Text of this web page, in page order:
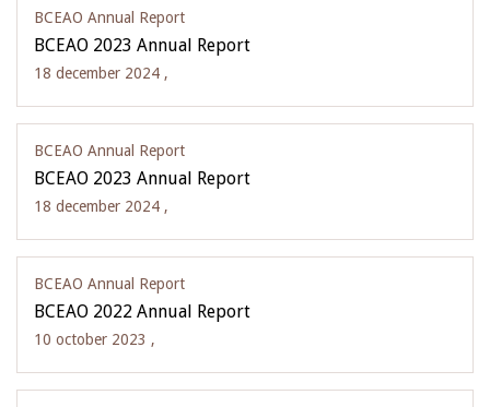
BCEAO Annual Report
BCEAO 2023 Annual Report
18 december 2024 ,
BCEAO Annual Report
BCEAO 2023 Annual Report
18 december 2024 ,
BCEAO Annual Report
BCEAO 2022 Annual Report
10 october 2023 ,